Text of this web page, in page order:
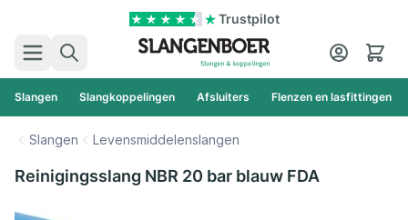
Trustpilot
Zoek
Cart
Slangen Slangkoppelingen Afsluiters Flenzen en lasfittingen
Slangen Levensmiddelenslangen
Reinigingsslang NBR 20 bar blauw FDA